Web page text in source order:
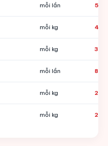
mỗi lần
mỗi kg
mỗi kg
mỗi lần
mỗi kg
mỗi kg